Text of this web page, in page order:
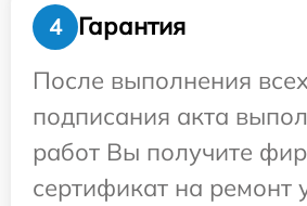
4
Гарантия
После выполнения
подписания акта
работ Вы получите
сертификат на ремонт